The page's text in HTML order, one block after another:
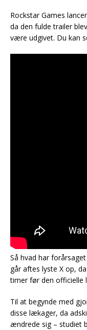
Rockstar Games
da den fulde trailer
være udgivet. Du kan
Så hvad har
går aftes lyste X op,
timer før den officielle
Til at begynde med
disse lækager, da
ændrede sig – studiet